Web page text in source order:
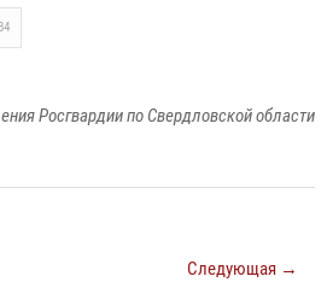
Росгвардии по Свердловской области
Следующая →